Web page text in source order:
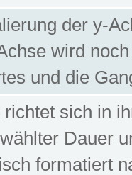
der y-
wird
und die
sich in
Dauer
formatiert